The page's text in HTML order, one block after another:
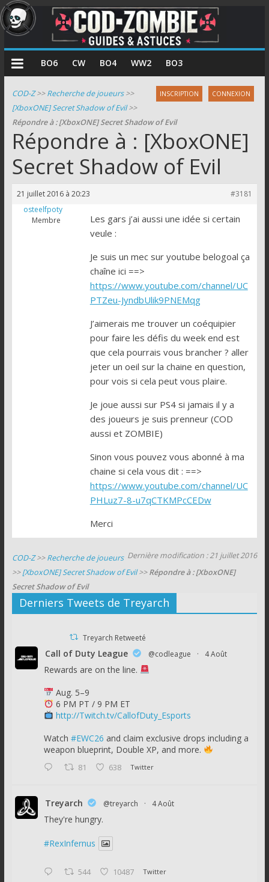
COD
Zombie
Guides
et
astuces
pour
le
zombie
BO6 CW BO4 WW2 BO3
INSCRIPTION CONNEXION
COD-Z>>Recherche de joueurs>>
[XboxONE] Secret Shadow of Evil>>
Répondre à : [XboxONE] Secret Shadow of Evil
Répondre à : [XboxONE]
Secret Shadow of Evil
21 juillet 2016 à 20:23
#3181
osteelfpoty
Membre
Les gars j’ai aussi une idée si certain
veule :
Je suis un mec sur youtube belogoal ça
chaîne ici ==>
https://www.youtube.com/channel/UC
PTZeu-JyndbUlik9PNEMqg
J’aimerais me trouver un coéquipier
pour faire les défis du week end est
que cela pourrais vous brancher ? aller
jeter un oeil sur la chaine en question,
pour vois si cela peut vous plaire.
Je joue aussi sur PS4 si jamais il y a
des joueurs je suis prenneur (COD
aussi et ZOMBIE)
Sinon vous pouvez vous abonné à ma
chaine si cela vous dit : ==>
https://www.youtube.com/channel/UC
PHLuz7-8-u7qCTKMPcCEDw
Merci
Dernière modification : 21 juillet 2016
COD-Z>>Recherche de joueurs
>>[XboxONE] Secret Shadow of Evil>>Répondre à : [XboxONE]
Secret Shadow of Evil
Derniers Tweets de Treyarch
Treyarch Retweeté
Call of Duty League @codleague · 4 Août
Rewards are on the line.
Aug. 5–9
6 PM PT / 9 PM ET
http://Twitch.tv/CallofDuty_Esports
Watch #EWC26 and claim exclusive drops including a
weapon blueprint, Double XP, and more.
81 638 Twitter
Treyarch @treyarch · 4 Août
They're hungry.
#RexInfernus
544 10487 Twitter